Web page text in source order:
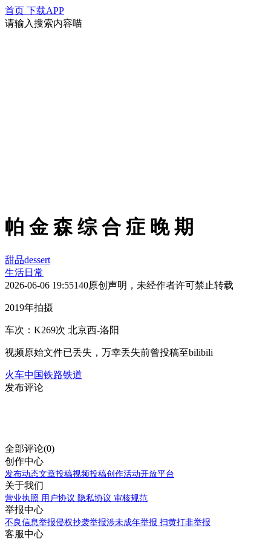
首页 下载APP
请输入搜索内容喵
帕 金 森 综 合 症 晚 期
甜品dessert
生活日常
2026-06-06 19:55140原创声明，未经作者许可禁止转载
2019年拍摄
车次：K269次 北京西-洛阳
视频原始文件已丢失，万幸丢失前曾投稿至bilibili
火车中国铁路铁道
发布评论
全部评论(0)
创作中心
发布动态文章投稿视频投稿创作活动开放平台
关于我们
营业执照 用户协议 隐私协议 审核规范
举报中心
不良信息举报侵权抄袭举报涉未成年举报 扫黄打非举报
客服中心